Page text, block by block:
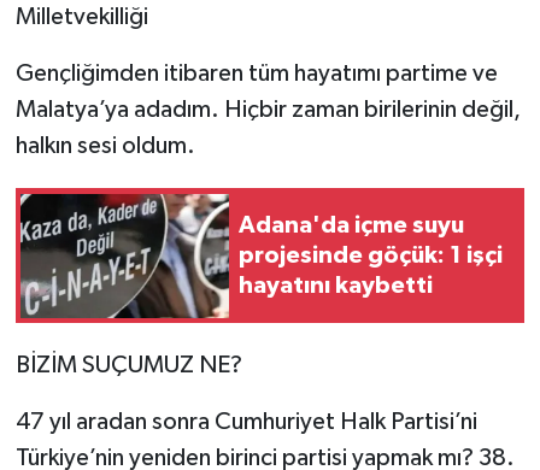
Milletvekilliği
Gençliğimden itibaren tüm hayatımı partime ve
Malatya’ya adadım. Hiçbir zaman birilerinin değil,
halkın sesi oldum.
Adana'da içme suyu
projesinde göçük: 1 işçi
hayatını kaybetti
BİZİM SUÇUMUZ NE?
47 yıl aradan sonra Cumhuriyet Halk Partisi’ni
Türkiye’nin yeniden birinci partisi yapmak mı? 38.